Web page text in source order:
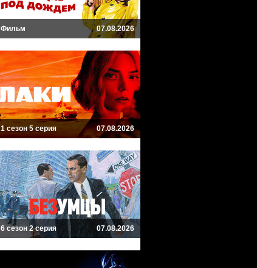
Фильм 07.08.2026
1 сезон 5 серия 07.08.2026
6 сезон 2 серия 07.08.2026